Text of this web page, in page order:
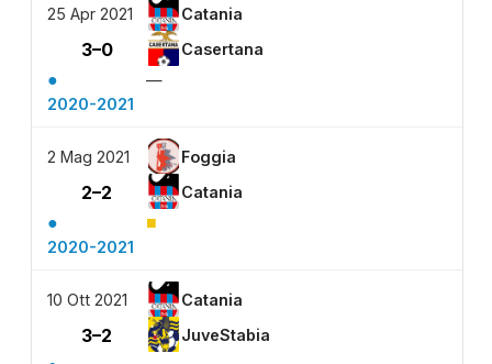
25 Apr 2021 Catania
3–0 Casertana
●
—
2020-2021
2 Mag 2021 Foggia
2–2 Catania
● ■
2020-2021
10 Ott 2021 Catania
3–2 JuveStabia